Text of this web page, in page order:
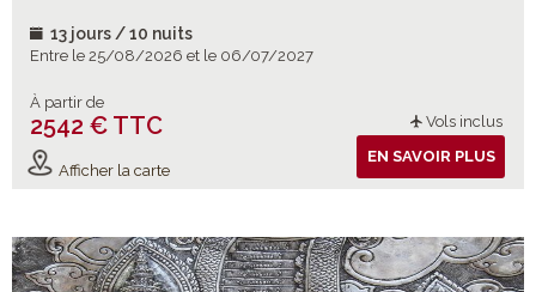
13 jours / 10 nuits
Entre le 25/08/2026 et le 06/07/2027
À partir de
2542 € TTC Vols inclus
Afficher la carte
EN SAVOIR PLUS